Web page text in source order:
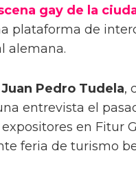
gay de la
plataforma de
alemana.
Juan Pedro Tudela,
entrevista el
en Fitur
feria de turismo